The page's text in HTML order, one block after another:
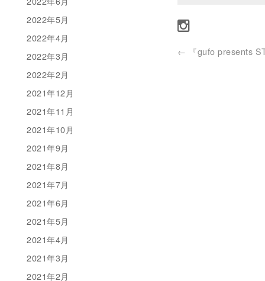
← 『gufo presents
2022年5月
2022年4月
2022年3月
2022年2月
2021年12月
2021年11月
2021年10月
2021年9月
2021年8月
2021年7月
2021年6月
2021年5月
2021年4月
2021年3月
2021年2月